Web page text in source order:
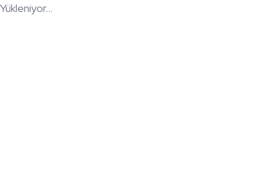
Yükleniyor...